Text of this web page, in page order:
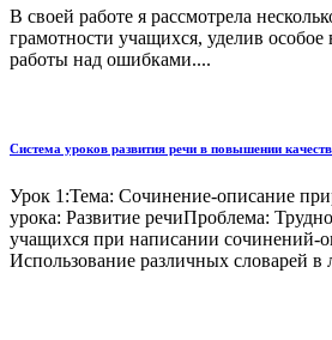
В своей работе я рассмотрела
грамотности учащихся, уделив
работы над ошибками....
Система уроков развития речи в повышении
Урок 1:Тема: Сочинение-описание
урока: Развитие речиПроблема:
учащихся при написании сочинений-
Использование различных словарей в